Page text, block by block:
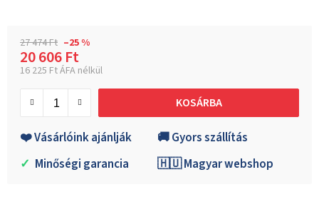
27 474 Ft –25 %
20 606 Ft
16 225 Ft ÁFA nélkül
KOSÁRBA
❤️ Vásárlóink ajánlják
🚚 Gyors szállítás
✓ Minőségi garancia 🇭🇺 Magyar webshop